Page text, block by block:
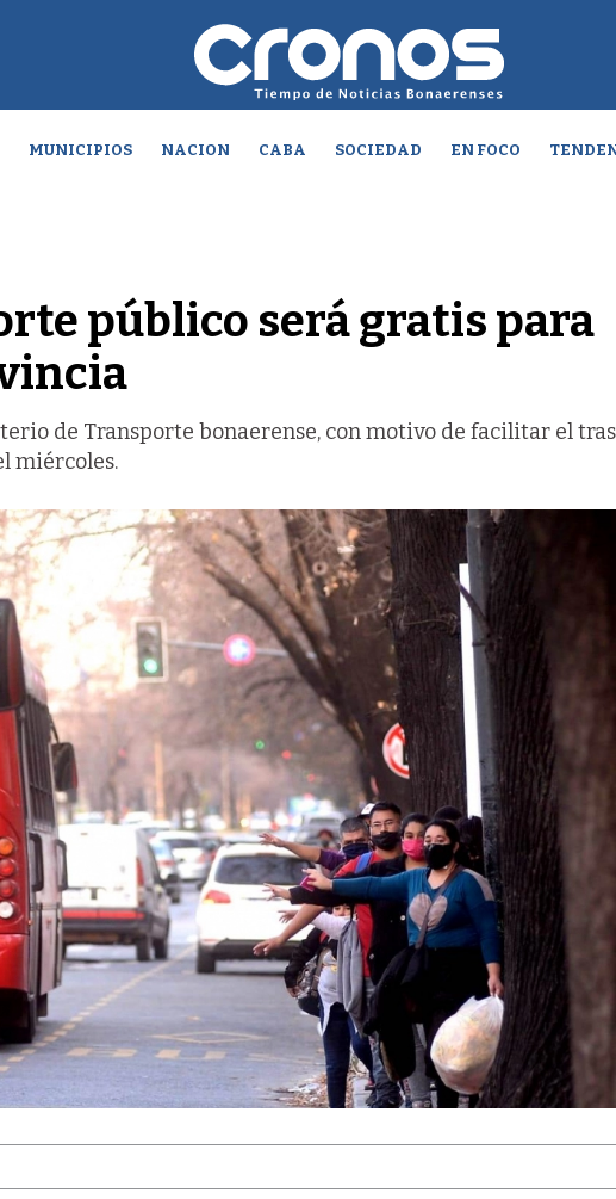
MUNICIPIOS NACION CABA SOCIEDAD EN FOCO
público será gratis para
de Transporte bonaerense, con motivo de facilitar el
miércoles.